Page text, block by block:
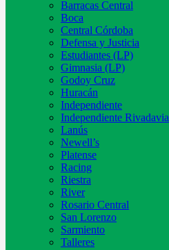
Barracas Central
Boca
Central Córdoba
Defensa y Justicia
Estudiantes (LP)
Gimnasia (LP)
Godoy Cruz
Huracán
Independiente
Independiente Rivadavia
Lanús
Newell’s
Platense
Racing
Riestra
River
Rosario Central
San Lorenzo
Sarmiento
Talleres